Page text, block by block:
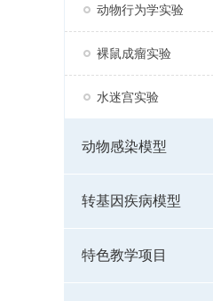
动物行为学实验
裸鼠成瘤实验
水迷宫实验
动物感染模型
转基因疾病模型
特色教学项目